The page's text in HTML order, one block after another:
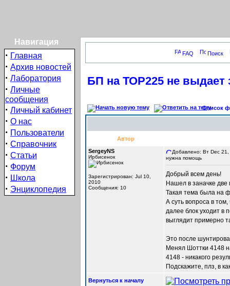
Навигация
· Главная
· Архив новостей
· Лаборатория
· Личные
сообщения
· Личный кабинет
· О нас
· Пользователи
· Справочник
· Статьи
· Форум
· Школа
· Энциклопедия
FAQ Поиск
БП на ТОР225 не
Список
Автор
SergeyNS
Ирбисенок
Зарегистрирован: Jul 10,
2010
Сообщения: 10
Добавлено: Вт Dec
нужна помощь
Добрый всем день!
Нашел в заначке
Такая тема была на
А суть вопроса в
далее блок уходит в
выглядит примерно
Это после
Менял Шоттки 4148
4148 - никакого
Подскажите, плз, в
Вернуться к началу